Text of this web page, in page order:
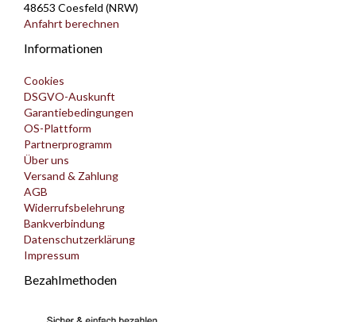
48653 Coesfeld (NRW)
Anfahrt berechnen
Informationen
Cookies
DSGVO-Auskunft
Garantiebedingungen
OS-Plattform
Partnerprogramm
Über uns
Versand & Zahlung
AGB
Widerrufsbelehrung
Bankverbindung
Datenschutzerklärung
Impressum
Bezahlmethoden